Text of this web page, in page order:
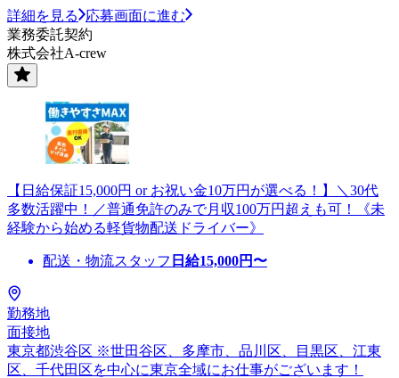
詳細を見る
応募画面に進む
業務委託契約
株式会社A-crew
【日給保証15,000円 or お祝い金10万円が選べる！】＼30代
多数活躍中！／普通免許のみで月収100万円超えも可！《未
経験から始める軽貨物配送ドライバー》
配送・物流スタッフ 日給15,000円〜
勤務地
面接地
東京都渋谷区 ※世田谷区、多摩市、品川区、目黒区、江東
区、千代田区を中心に東京全域にお仕事がございます！